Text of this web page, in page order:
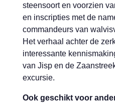
steensoort en voorzien
en inscripties met de
commandeurs van
Het verhaal achter de
interessante
van Jisp en de
excursie.
Ook geschikt voor